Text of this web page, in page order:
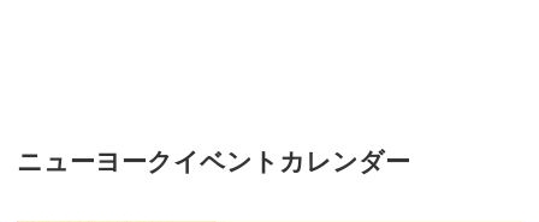
ニューヨークイベントカレンダー